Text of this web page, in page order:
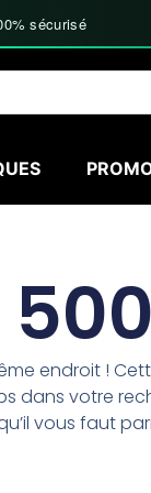
sécurisé
endroit !
dans votre
vous faut